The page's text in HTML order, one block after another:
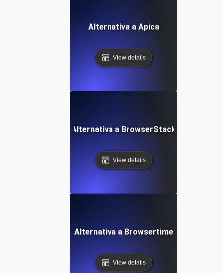
Alternativa a Apica
View details
Alternativa a BrowserStack
View details
Alternativa a Browsertime
View details